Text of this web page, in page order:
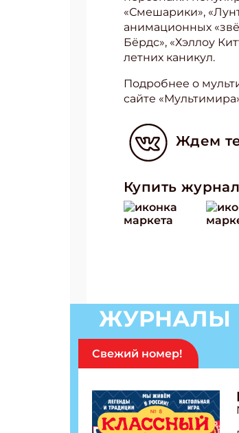
«Смешарики»,
анимационных
Бёрдс», «Хэллоу
летних каникул.
Подробнее о
сайте
Ждем
Купить журнал
ЖУРНАЛЫ
Свежий номер!